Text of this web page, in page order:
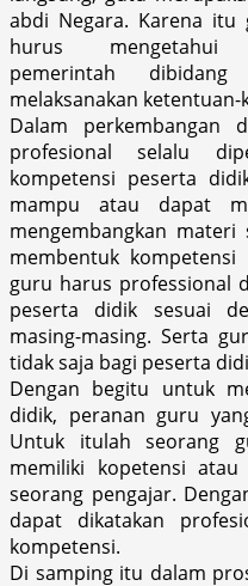
abdi Negara. Karena
hurus mengetahui
pemerintah
melaksanakan
Dalam perkembangan
profesional selalu
kompetensi peserta
mampu atau dapat
mengembangkan
membentuk
guru harus professional
peserta didik sesuai
masing-masing. Serta
tidak saja bagi peserta
Dengan begitu untuk
didik, peranan guru
Untuk itulah seorang
memiliki kopetensi
seorang pengajar.
dapat dikatakan
kompetensi.
Di samping itu dalam